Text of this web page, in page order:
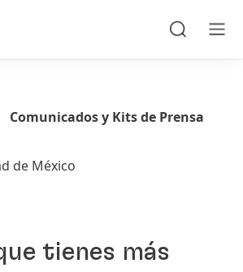
Comunicados y Kits de Prensa
de México
tienes más